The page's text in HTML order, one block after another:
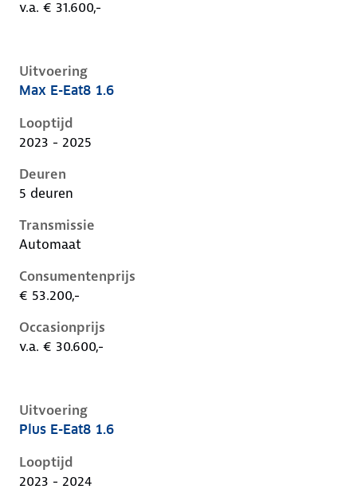
v.a. € 31.600,-
Uitvoering
Citroen C5 X i, 1.6, 165 kW, Plug-in Hybride
Max E-Eat8 1.6
Looptijd
2023 - 2025
Deuren
5 deuren
Transmissie
Automaat
Consumentenprijs
€ 53.200,-
Occasionprijs
v.a. € 30.600,-
Uitvoering
Citroen C5 X i, 1.6, 165 kW, Plug-in Hybride
Plus E-Eat8 1.6
Looptijd
2023 - 2024